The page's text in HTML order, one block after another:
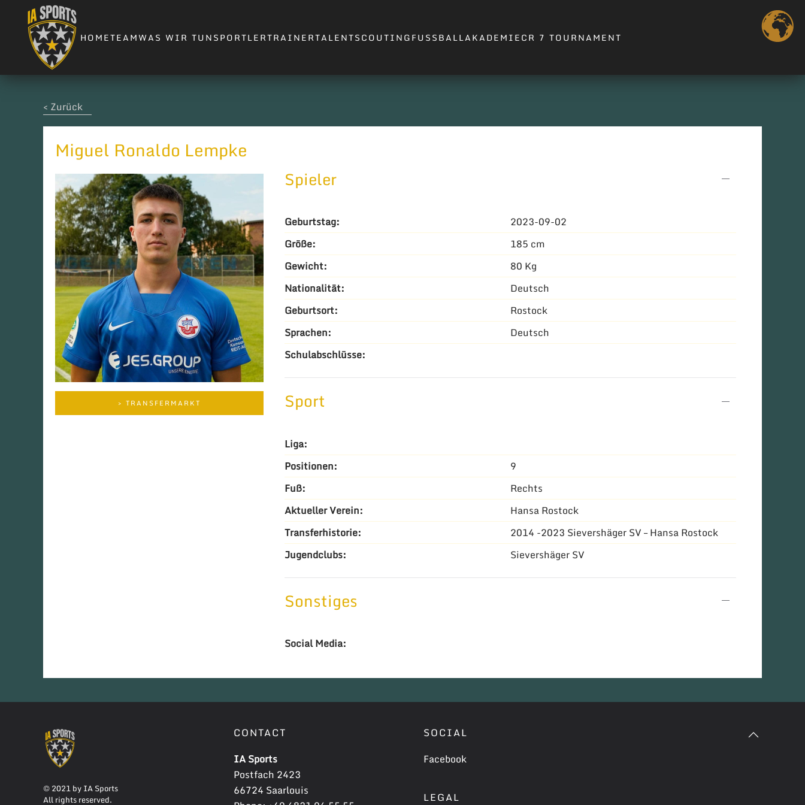
Skip to main content
HOMETEAMWAS WIR TUNSPORTLERTRAINERTALENTSCOUTINGFUSSBALLAKADEMIECR 7 TOURNAMENT
< Zurück
Miguel Ronaldo Lempke
> TRANSFERMARKT
Spieler
Geburtstag:
2023-09-02
Größe:
185 cm
Gewicht:
80 Kg
Nationalität:
Deutsch
Geburtsort:
Rostock
Sprachen:
Deutsch
Schulabschlüsse:
Sport
Liga:
Positionen:
9
Fuß:
Rechts
Aktueller Verein:
Hansa Rostock
Transferhistorie:
2014 -2023 Sievershäger SV – Hansa Rostock
Jugendclubs:
Sievershäger SV
Sonstiges
Social Media:
© 2021 by IA Sports
All rights reserved.
CONTACT
IA Sports
Postfach 2423
66724 Saarlouis
SOCIAL
Facebook
LEGAL